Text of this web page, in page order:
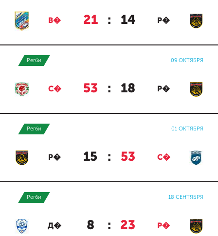
В� 21 : 14 Р�
Регби 09 ОКТЯБРЯ
С� 53 : 18 Р�
Регби 01 ОКТЯБРЯ
Р� 15 : 53 С�
Регби 18 СЕНТЯБРЯ
Д� 8 : 23 Р�